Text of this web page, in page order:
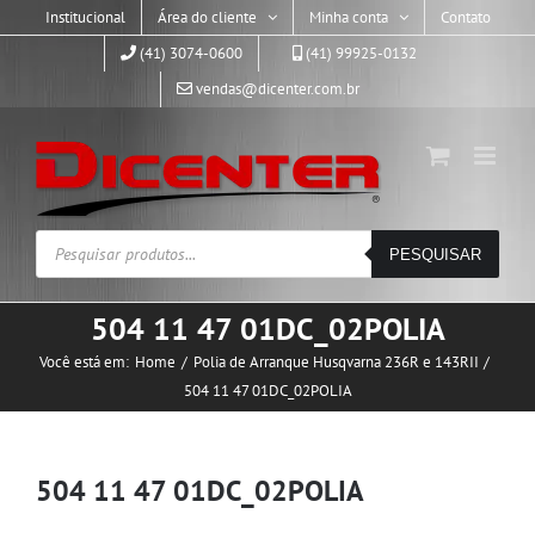
Institucional Área do cliente Minha conta
Contato
(41) 3074-0600
(41) 99925-0132
vendas@dicenter.com.br
Pesquisar
produtos
PESQUISAR
504 11 47 01DC_02POLIA
Você está em: Home
Polia de Arranque Husqvarna 236R e 143RII
504 11 47 01DC_02POLIA
504 11 47 01DC_02POLIA